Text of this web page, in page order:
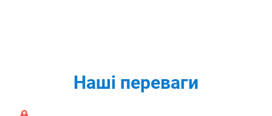
Наші переваги